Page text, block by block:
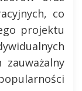
co
projektu